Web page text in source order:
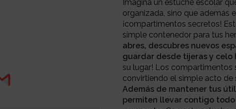
Imagina un estuche escolar
organizada, sino que además
¡compartimentos secretos!
simple contenedor para tus
abres, descubres nuevos
guardar desde tijeras y celo
su lugar! Los compartimentos
convirtiendo el simple acto de
Además de mantener tus
permiten llevar contigo